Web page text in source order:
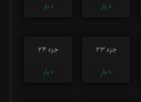
0 بار
0 بار
جزء 23
0 بار
جزء 24
0 بار